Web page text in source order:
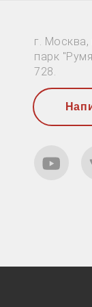
г.
парк
728.